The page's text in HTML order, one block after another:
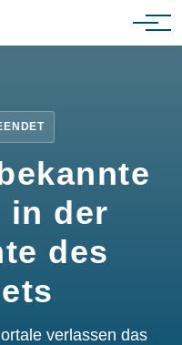
in der
des
verlassen das